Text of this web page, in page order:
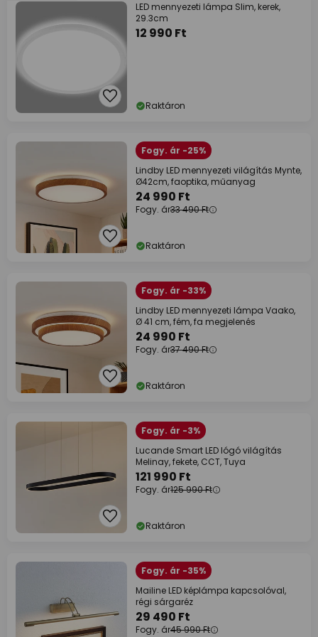
LED mennyezeti lámpa Slim, kerek,
29.3cm
12 990 Ft
Raktáron
Fogy. ár -25%
Lindby LED mennyezeti világítás Mynte,
Ø42cm, faoptika, műanyag
24 990 Ft
Fogy. ár33 490 Ft
Raktáron
Fogy. ár -33%
Lindby LED mennyezeti lámpa Vaako,
Ø 41 cm, fém, fa megjelenés
24 990 Ft
Fogy. ár37 490 Ft
Raktáron
Fogy. ár -3%
Lucande Smart LED lógó világítás
Melinay, fekete, CCT, Tuya
121 990 Ft
Fogy. ár125 990 Ft
Raktáron
Fogy. ár -35%
Mailine LED képlámpa kapcsolóval,
régi sárgaréz
29 490 Ft
Fogy. ár45 990 Ft